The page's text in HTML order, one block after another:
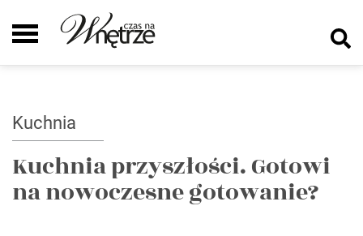
Kuchnia
Kuchnia przyszłości. Gotowi
na nowoczesne gotowanie?